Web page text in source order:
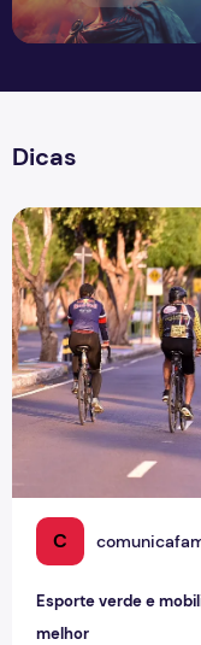
Dicas
C
Esporte verde e
melhor
Esporte verde e